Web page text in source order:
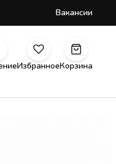
Вакансии
ИзбранноеКорзина